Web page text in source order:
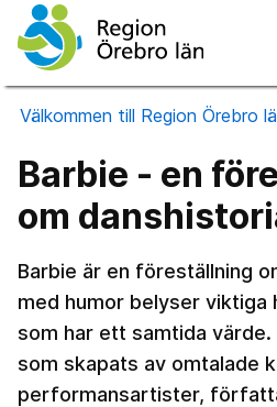
Välkommen till Region Örebro
Barbie - en
om
Barbie är en föreställning
med humor belyser viktiga
som har ett samtida värde.
som skapats av omtalade
performansartister,